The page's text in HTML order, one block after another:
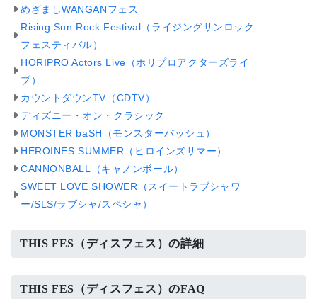
めざましWANGANフェス
Rising Sun Rock Festival（ライジングサンロック
フェスティバル）
HORIPRO Actors Live（ホリプロアクターズライ
ブ）
カウントダウンTV（CDTV）
ディズニー・オン・クラシック
MONSTER baSH（モンスターバッシュ）
HEROINES SUMMER（ヒロインズサマー）
CANNONBALL（キャノンボール）
SWEET LOVE SHOWER（スイートラブシャワ
ー/SLS/ラブシャ/スペシャ）
THIS FES（ディスフェス）の詳細
THIS FES（ディスフェス）のFAQ